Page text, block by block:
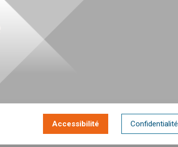
Accessibilité Confidentialité